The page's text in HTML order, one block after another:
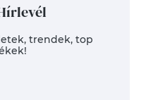
trendek, top